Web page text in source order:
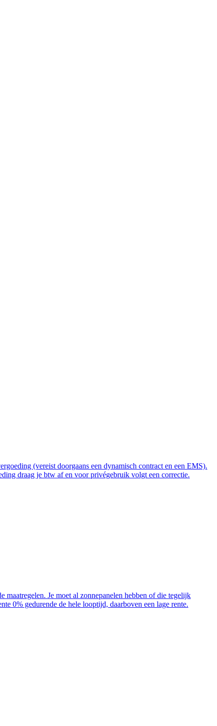
(vereist doorgaans een dynamisch contract en een EMS).
draag je btw af en voor privégebruik volgt een correctie.
Je moet al zonnepanelen hebben of die tegelijk
0% gedurende de hele looptijd, daarboven een lage rente.